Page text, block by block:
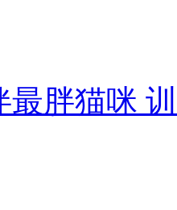
最胖猫咪